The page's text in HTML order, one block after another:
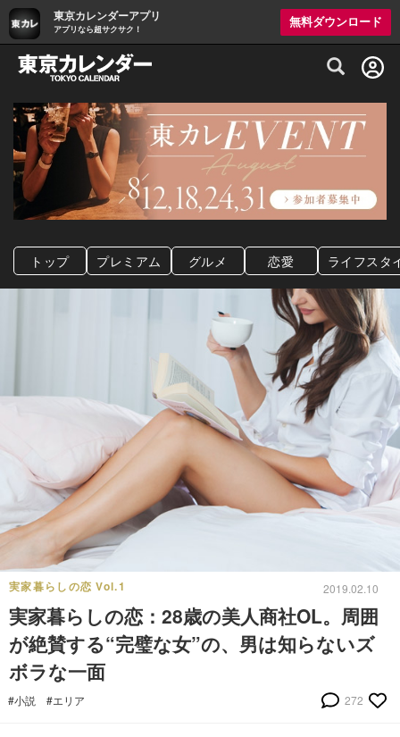
東京カレンダーアプリ
アプリなら超サクサク！
無料ダウンロード
グルメ情報・プレミアムレストラン予約
トップ プレミアム グルメ 恋愛 ライフスタ
実家暮らしの恋 Vol.1 2019.02.10
実家暮らしの恋：28歳の美人商社OL。周囲
が絶賛する“完璧な女”の、男は知らないズ
ボラな一面
#小説 #エリア 272